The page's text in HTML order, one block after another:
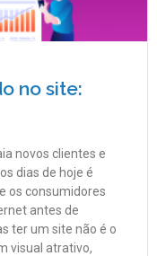
no site:
novos clientes e
dias de hoje é
os consumidores
antes de
ter um site não é o
visual atrativo,